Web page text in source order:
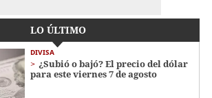
LO ÚLTIMO
DIVISA
¿Subió o bajó? El precio del dólar
para este viernes 7 de agosto